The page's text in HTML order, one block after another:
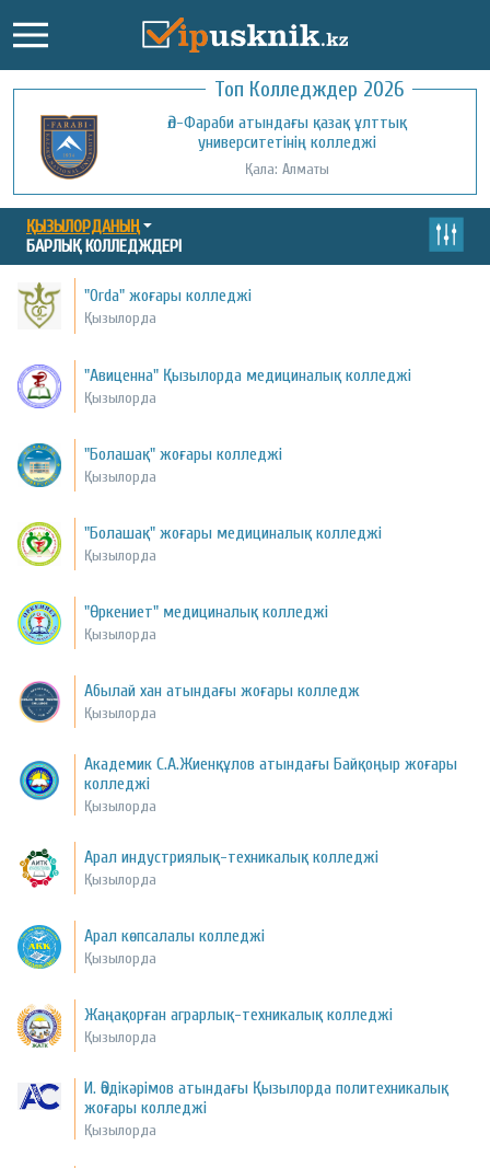
Топ Колледждер 2026
Әл-Фараби атындағы қазақ ұлттық
университетінің колледжі
Қала: Алматы
ҚЫЗЫЛОРДАНЫҢ
БАРЛЫҚ КОЛЛЕДЖДЕРІ
"Orda" жоғары колледжі
Қызылорда
"Авиценна" Қызылорда медициналық колледжі
Қызылорда
"Болашақ" жоғары колледжі
Қызылорда
"Болашақ" жоғары медициналық колледжі
Қызылорда
"Өркениет" медициналық колледжі
Қызылорда
Абылай хан атындағы жоғары колледж
Қызылорда
Академик С.А.Жиенқұлов атындағы Байқоңыр жоғары
колледжі
Қызылорда
Арал индустриялық-техникалық колледжі
Қызылорда
Арал көпсалалы колледжі
Қызылорда
Жаңақорған аграрлық-техникалық колледжі
Қызылорда
И. Әбдікәрімов атындағы Қызылорда политехникалық
жоғары колледжі
Қызылорда